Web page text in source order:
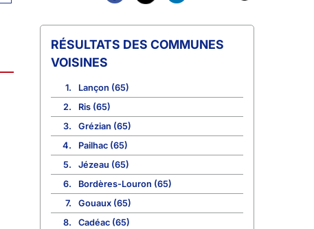
COMMUNES
VOISINES
1.
Lançon (65)
2.
Ris (65)
3.
Grézian (65)
4.
Pailhac (65)
5.
Jézeau (65)
6.
Bordères-Louron (65)
7.
Gouaux (65)
8.
Cadéac (65)